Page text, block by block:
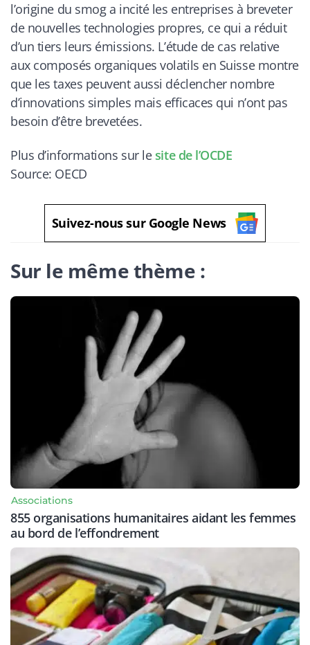
l’origine du smog a incité les entreprises à breveter
de nouvelles technologies propres, ce qui a réduit
d’un tiers leurs émissions. L’étude de cas relative
aux composés organiques volatils en Suisse montre
que les taxes peuvent aussi déclencher nombre
d’innovations simples mais efficaces qui n’ont pas
besoin d’être brevetées.
Plus d’informations sur lesite de l’OCDE
Source: OECD
Suivez-nous sur Google News
Sur le même thème :
Associations
855 organisations humanitaires aidant les femmes
au bord de l’effondrement